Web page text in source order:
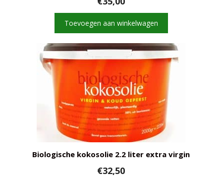
Toevoegen aan winkelwagen
Biologische kokosolie 2.2 liter extra virgin
€32,50